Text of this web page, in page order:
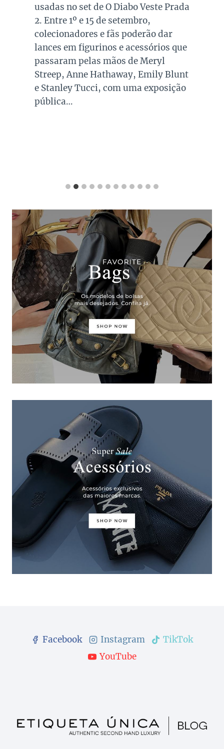
usadas no set de O Diabo Veste Prada
2. Entre 1º e 15 de setembro,
colecionadores e fãs poderão dar
lances em figurinos e acessórios que
passaram pelas mãos de Meryl
Streep, Anne Hathaway, Emily Blunt
e Stanley Tucci, com uma exposição
pública…
Facebook Instagram
TikTok
YouTube